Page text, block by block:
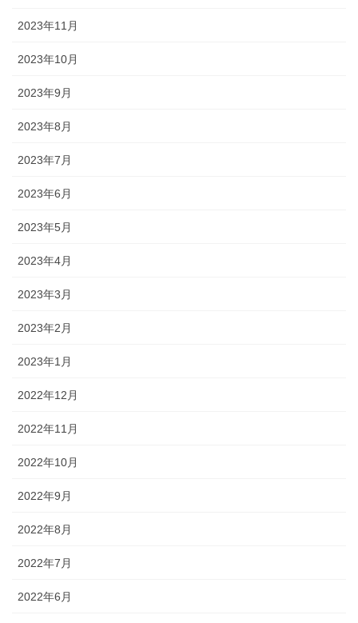
2023年11月
2023年10月
2023年9月
2023年8月
2023年7月
2023年6月
2023年5月
2023年4月
2023年3月
2023年2月
2023年1月
2022年12月
2022年11月
2022年10月
2022年9月
2022年8月
2022年7月
2022年6月